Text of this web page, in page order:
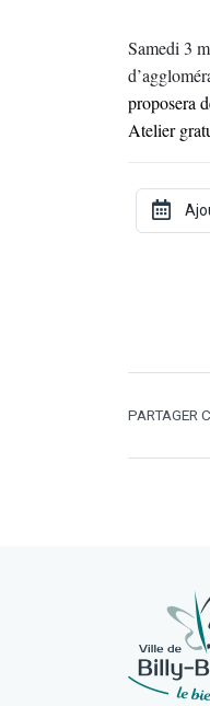
Samedi 3
proposera
Atelier
PARTAGER